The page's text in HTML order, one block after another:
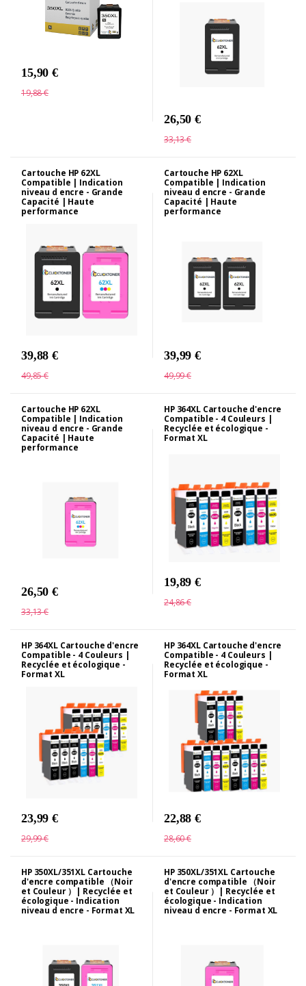
15,90 €
19,88 €
26,50 €
33,13 €
Cartouche HP 62XL
Compatible | Indication
niveau d encre - Grande
Capacité | Haute
performance
39,88 €
49,85 €
Cartouche HP 62XL
Compatible | Indication
niveau d encre - Grande
Capacité | Haute
performance
39,99 €
49,99 €
Cartouche HP 62XL
Compatible | Indication
niveau d encre - Grande
Capacité | Haute
performance
26,50 €
33,13 €
HP 364XL Cartouche d'encre
Compatible - 4 Couleurs |
Recyclée et écologique -
Format XL
19,89 €
24,86 €
HP 364XL Cartouche d'encre
Compatible - 4 Couleurs |
Recyclée et écologique -
Format XL
23,99 €
29,99 €
HP 364XL Cartouche d'encre
Compatible - 4 Couleurs |
Recyclée et écologique -
Format XL
22,88 €
28,60 €
HP 350XL/351XL Cartouche
d'encre compatible （Noir
et Couleur ）| Recyclée et
écologique - Indication
niveau d encre - Format XL
HP 350XL/351XL Cartouche
d'encre compatible （Noir
et Couleur ）| Recyclée et
écologique - Indication
niveau d encre - Format XL